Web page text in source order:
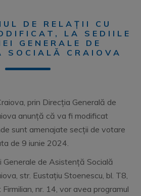
DE RELAȚII CU
LA SEDIILE
GENERALE DE
SOCIALĂ CRAIOVA
prin Direcția Generală de
anunță că va fi modificat
sunt amenajate secții de votare
de 9 iunie 2024.
Generale de Asistență Socială
str. Eustațiu Stoenescu, bl. T8,
nr. 14, vor avea programul